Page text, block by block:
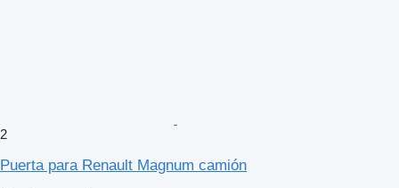
2
Puerta para Renault Magnum camión